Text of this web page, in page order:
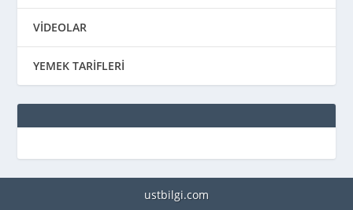
VİDEOLAR
YEMEK TARİFLERİ
ustbilgi.com